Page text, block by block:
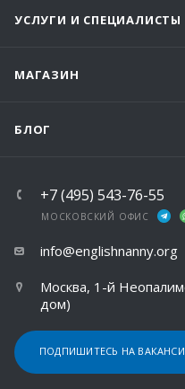
УСЛУГИ И СПЕЦИАЛИСТЫ
МАГАЗИН
БЛОГ
+7 (495) 543-76-55
МОСКОВСКИЙ ОФИС
info@englishnanny.org
Москва, 1-й
дом)
ПОДПИШИТЕСЬ НА